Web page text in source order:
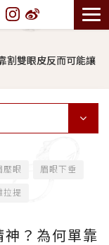
割雙眼皮反而可能讓
壓眼 眉眼下垂
拉提
？為何單靠